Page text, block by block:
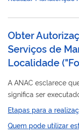
b) observar a
Políticas de
Obter
Serviços de
Localidade
A ANAC esclarece
significa ser
organização de
Manutençãoque
Etapas para a
Quem pode utilizar